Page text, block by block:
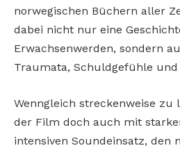
norwegischen Büchern aller
dabei nicht nur eine
Erwachsenwerden, sondern
Traumata, Schuldgefühle und
Wenngleich streckenweise zu
der Film doch auch mit
intensiven Soundeinsatz, den